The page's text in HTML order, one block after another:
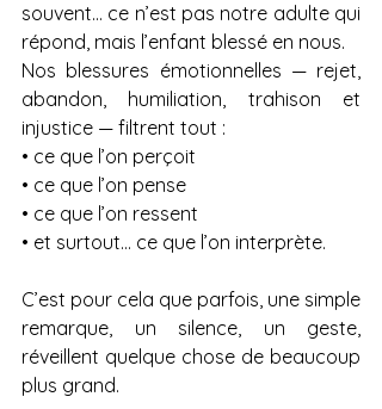
souvent… ce n’est pas notre adulte qui
répond, mais l’enfant blessé en nous.
Nos blessures émotionnelles — rejet,
abandon, humiliation, trahison et
injustice — filtrent tout :
• ce que l’on perçoit
• ce que l’on pense
• ce que l’on ressent
• et surtout… ce que l’on interprète.
C’est pour cela que parfois, une simple
remarque, un silence, un geste,
réveillent quelque chose de beaucoup
plus grand.